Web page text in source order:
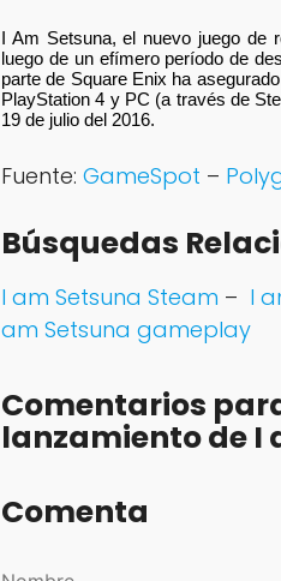
I Am Setsuna, el nuevo juego
luego de un efímero período de
parte de Square Enix ha
PlayStation 4 y PC (a través de
19 de julio del 2016.
Fuente: GameSpot –
Búsquedas
I am Setsuna Steam – I
am Setsuna gameplay
Comentarios
lanzamiento de I
Comenta